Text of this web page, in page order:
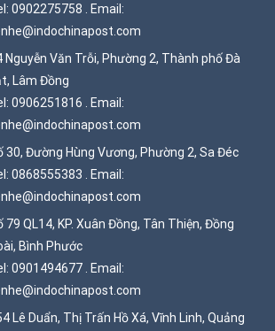
0902275758 . Email:
Nguyễn Văn Trỗi, Phường 2, Thành phố Đà
Lâm Đồng
0906251816 . Email:
30, Đường Hùng Vương, Phường 2, Sa Đéc
0868555383 . Email:
79 QL14, KP. Xuân Đồng, Tân Thiện, Đồng
Bình Phước
0901494677 . Email:
Lê Duẩn, Thị Trấn Hồ Xá, Vĩnh Linh, Quảng